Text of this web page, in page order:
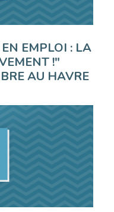
EMPLOI : LA
!"
AU HAVRE